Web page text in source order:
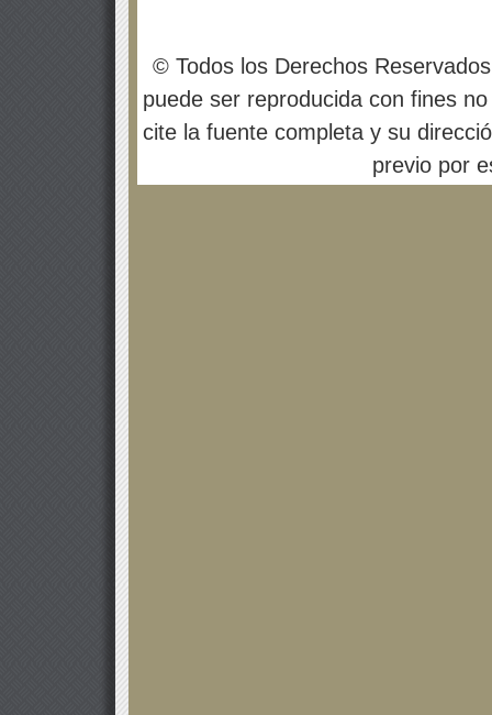
© Todos los Derechos
puede ser reproducida con fines
cite la fuente completa y su
previo por